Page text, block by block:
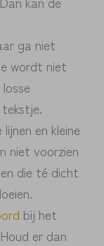
ga niet
wordt niet
en kleine
niet voorzien
die té dicht
bij het
er dan